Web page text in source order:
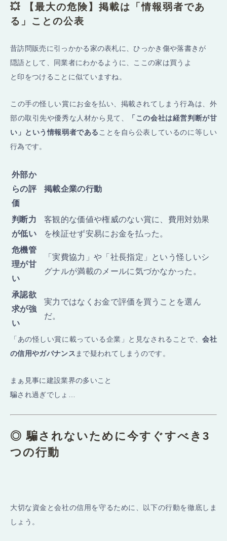
💥 【最大の危険】掲載は「情報弱者であ
る」ことの公表
昔訪問販売に引っかかる家の表札に、ひっかき傷や落書きが
隠語として、同業者にわかるように、ここの家は買うよ
と印をつけることに似ていますね。
この手の怪しい賞にお金を払い、掲載されてしまう行為は、外
部の取引先や優秀な人材から見て、
「この会社は経営判断が甘
い」という情報弱者である ことを自ら公表しているのに等しい
行為です。
外部か
らの評
価
掲載企業の行動
判断力
が低い
客観的な価値や権威のない賞に、費用対効果
を検証せず安易にお金を払った。
危機管
理が甘
い
「実費協力」や「社長指定」という怪しいシ
グナルが満載のメールに気づかなかった。
承認欲
求が強
い
実力ではなくお金で評価を買うことを選ん
だ。
「あの怪しい賞に載っている企業」と見なされることで、会社
の信用やガバナンス まで疑われてしまうのです。
まぁ見事に建設業界の多いこと
騙され過ぎでしょ…
◎ 騙されないために今すぐすべき3
つの行動
大切な資金と会社の信用を守るために、以下の行動を徹底しま
しょう。